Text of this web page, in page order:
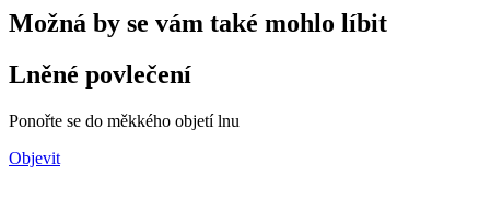
Možná by se vám také mohlo líbit
Lněné povlečení
Ponořte se do měkkého objetí lnu
Objevit